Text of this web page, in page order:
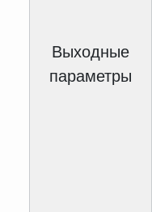
Выходные
параметры